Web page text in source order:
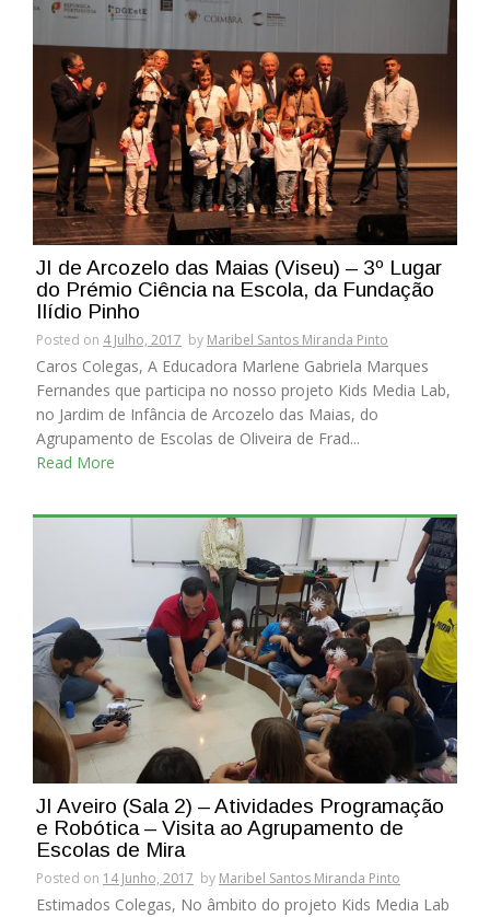
JI de Arcozelo das Maias (Viseu) – 3º Lugar
do Prémio Ciência na Escola, da Fundação
Ilídio Pinho
Posted on 4 Julho, 2017 by Maribel Santos Miranda Pinto
Caros Colegas, A Educadora Marlene Gabriela Marques
Fernandes que participa no nosso projeto Kids Media Lab,
no Jardim de Infância de Arcozelo das Maias, do
Agrupamento de Escolas de Oliveira de Frad...
Read More
JI Aveiro (Sala 2) – Atividades Programação
e Robótica – Visita ao Agrupamento de
Escolas de Mira
Posted on 14 Junho, 2017 by Maribel Santos Miranda Pinto
Estimados Colegas, No âmbito do projeto Kids Media Lab